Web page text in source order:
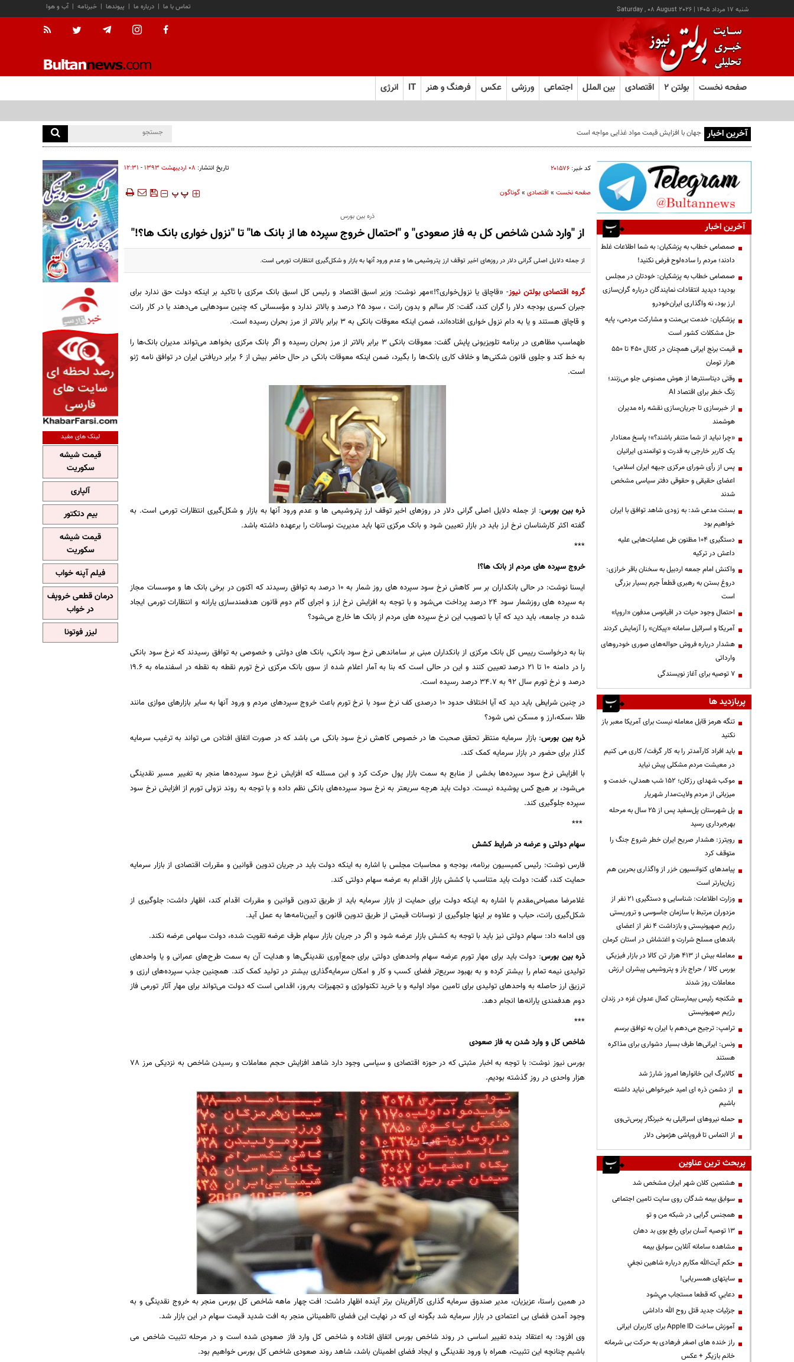
شنبه ۱۷ مرداد ۱۴۰۵ |
Saturday , 08 August 2026 آب و هوا | خبرنامه | پیوندها | درباره ما | تماس با ما
صفحه نخست بولتن ۲ اقتصادی بین الملل اجتماعی ورزشی عکس فرهنگ و هنر IT انرژی
آخرین اخبار کالابرگ این خانوارها امروز شارژ شد
کد خبر: ۲۰۱۵۷۶ تاریخ انتشار: ۰۸ ارديبهشت ۱۳۹۳ - ۱۲:۳۱
صفحه نخست» اقتصادی»گوناگون ‍‍‍ پ پ
ذره بین بورس
از "وارد شدن شاخص کل به فاز صعودی" و "احتمال خروج سپرده ها از بانک ها" تا "نزول خواری بانک ها؟!"
از جمله دلایل اصلی گرانی دلار در روزهای اخیر توقف ارز پتروشیمی ها و عدم ورود آنها به بازار و شکل‌گیری انتظارات تورمی است.
گروه اقتصادی بولتن نیوز- «قاچاق یا نزول‌خواری؟!»مهر نوشت: وزیر اسبق اقتصاد و رئیس کل اسبق بانک مرکزی با تاکید بر اینکه دولت حق ندارد برای
جبران کسری بودجه دلار را گران کند، گفت: کار سالم و بدون رانت ، سود 25 درصد و بالاتر ندارد و مؤسساتی که چنین سودهایی می‌دهند یا در کار رانت
و قاچاق هستند و یا به دام نزول خواری افتاده‌اند، ضمن اینکه معوقات بانکی به 3 برابر بالاتر از مرز بحران رسیده است.
طهماسب مظاهری در برنامه تلویزیونی پایش گفت: معوقات بانکی 3 برابر بالاتر از مرز بحران رسیده و اگر بانک مرکزی بخواهد می‌تواند مدیران بانک‌ها را
به خط کند و جلوی قانون شکنی‌ها و خلاف کاری بانک‌ها را بگیرد، ضمن اینکه معوقات بانکی در حال حاضر بیش از 6 برابر دریافتی ایران در توافق نامه ژنو
است.
ذره بین بورس: از جمله دلایل اصلی گرانی دلار در روزهای اخیر توقف ارز پتروشیمی ها و عدم ورود آنها به بازار و شکل‌گیری انتظارات تورمی است. به
گفته اکثر کارشناسان نرخ ارز باید در بازار تعیین شود و بانک مرکزی تنها باید مدیریت نوسانات را برعهده داشته باشد.
***
خروج سپرده های مردم از بانک ها؟!
ایسنا نوشت: در حالی بانکداران بر سر کاهش نرخ سود سپرده های روز شمار به 10 درصد به توافق رسیدند که اکنون در برخی بانک ها و موسسات مجاز
به سپرده های روزشمار سود 24 درصد پرداخت می‌شود و با توجه به افزایش نرخ ارز و اجرای گام دوم قانون هدفمندسازی یارانه و انتظارات تورمی ایجاد
شده در جامعه، باید دید که آیا با تصویب این نرخ سپرده های مردم از بانک ها خارج می‌شود؟
بنا به درخواست رییس کل بانک مرکزی از بانکداران مبنی بر ساماندهی نرخ سود بانکی، بانک های دولتی و خصوصی به توافق رسیدند که نرخ سود بانکی
را در دامنه 10 تا 21 درصد تعیین کنند و این در حالی است که بنا به آمار اعلام شده از سوی بانک مرکزی نرخ تورم نقطه به نقطه در اسفندماه به 19.6
درصد و نرخ تورم سال 92 به 34.7 درصد رسیده است.
در چنین شرایطی باید دید که آیا اختلاف حدود 10 درصدی کف نرخ سود با نرخ تورم باعث خروج سپردهای مردم و ورود آنها به سایر بازارهای موازی مانند
طلا ،سکه،ارز و مسکن نمی شود؟
ذره بین بورس: بازار سرمایه منتظر تحقق صحبت ها در خصوص کاهش نرخ سود بانکی می باشد که در صورت اتفاق افتادن می تواند به ترغیب سرمایه
گذار برای حضور در بازار سرمایه کمک کند.
با افزایش نرخ سود سپرده‌ها بخشی از منابع به سمت بازار پول حرکت کرد و این مسئله که افزایش نرخ سود سپرده‌ها منجر به تغییر مسیر نقدینگی
می‌شود، بر هیچ کس پوشیده نیست. دولت باید هرچه سریعتر به نرخ سود سپرده‌های بانکی نظم داده و با توجه به روند نزولی تورم از افزایش نرخ سود
سپرده جلوگیری کند.
***
سهام دولتی و عرضه در شرایط کشش
فارس نوشت: رئیس کمیسیون برنامه، بودجه و محاسبات مجلس با اشاره به اینکه دولت باید در جریان تدوین قوانین و مقررات اقتصادی از بازار سرمایه
حمایت کند، گفت: دولت باید متناسب با کشش بازار اقدام به عرضه سهام دولتی کند.
غلامرضا مصباحی‌مقدم با اشاره به اینکه دولت برای حمایت از بازار سرمایه باید از طریق تدوین قوانین و مقررات اقدام کند، اظهار داشت: جلوگیری از
شکل‌گیری رانت، حباب و علاوه بر اینها جلوگیری از نوسانات قیمتی از طریق تدوین قانون و آیین‌نامه‌ها به عمل آید.
وی ادامه داد: سهام دولتی نیز باید با توجه به کشش بازار عرضه شود و اگر در جریان بازار سهام طرف عرضه تقویت شده، دولت سهامی عرضه نکند.
ذره بین بورس: دولت باید برای مهار تورم عرضه سهام واحدهای دولتی برای جمع‌آوری نقدینگی‌ها و هدایت آن به سمت طرح‌های عمرانی و یا واحدهای
تولیدی نیمه تمام را بیشتر کرده و به بهبود سریع‌تر فضای کسب و کار و امکان سرمایه‌گذاری بیشتر در تولید کمک کند. همچنین جذب سپرده‌های ارزی و
ترزیق ارز حاصله به واحدهای تولیدی برای تامین مواد اولیه و یا خرید تکنولوژی و تجهیزات به‌روز، اقدامی است که دولت می‌تواند برای مهار آثار تورمی فاز
دوم هدفمندی یارانه‌ها انجام دهد.
***
شاخص کل و وارد شدن به فاز صعودی
بورس نیوز نوشت: با توجه به اخبار مثبتی که در حوزه اقتصادی و سیاسی وجود دارد شاهد افزایش حجم معاملات و رسیدن شاخص به نزدیکی مرز 78
هزار واحدی در روز گذشته بودیم.
در همین راستا، عزیزیان، مدیر صندوق سرمایه گذاری کارآفرینان برتر آینده اظهار داشت: افت چهار ماهه شاخص کل بورس منجر به خروج نقدینگی و به
وجود آمدن فضای بی اعتمادی در بازار سرمایه شد بگونه ای که در نهایت این فضای نااطمینانی منجر به افت شدید قیمت سهام در این بازار شد.
وی افزود: به اعتقاد بنده تغییر اساسی در روند شاخص بورس اتفاق افتاده و شاخص کل وارد فاز صعودی شده است و در مرحله تثبیت شاخص می
باشیم چنانچه این تثبیت، همراه با ورود نقدینگی و ایجاد فضای اطمینان باشد، شاهد روند صعودی شاخص کل بورس خواهیم بود.
آخرین اخبار
صمصامی خطاب به پزشکیان: به شما اطلاعات غلط
دادند؛ مردم را ساده‌لوح فرض نکنید!
صمصامی خطاب به پزشکیان: خودتان در مجلس
بودید؛ دیدید انتقادات نمایندگان درباره گران‌سازی
ارز بود، نه واگذاری ایران‌خودرو
پزشکیان: خدمت بی‌منت و مشارکت مردمی، پایه
حل مشکلات کشور است
قیمت‌ برنج ایرانی همچنان در کانال ۴۵۰ تا ۵۵۰
هزار تومان
وقتی دیتاسنترها از هوش مصنوعی جلو می‌زنند؛
زنگ خطر برای اقتصاد AI
از خبرسازی تا جریان‌سازی نقشه راه مدیران
هوشمند
«چرا نباید از شما متنفر باشند؟»؛ پاسخ معنادار
یک کاربر خارجی به قدرت و توانمندی ایرانیان
پس از رأی شورای مرکزی جبهه ایران اسلامی؛
اعضای حقیقی و حقوقی دفتر سیاسی مشخص
شدند
بسنت مدعی شد: به زودی شاهد توافق با ایران
خواهیم بود
دستگیری ۱۰۴ مظنون طی عملیات‌هایی علیه
داعش در ترکیه
واکنش امام جمعه اردبیل به سخنان باقر خرازی:
دروغ بستن به رهبری قطعاً جرم بسیار بزرگی
است
احتمال وجود حیات در اقیانوس مدفون «اروپا»
آمریکا و اسرائیل سامانه «پیکان» را آزمایش کردند
هشدار درباره فروش حواله‌های صوری خودروهای
وارداتی
۷ توصیه برای آغاز نویسندگی
پربازدید ها
تنگه هرمز قابل معامله نیست برای آمریکا معبر باز
نکنید
باید افراد کارآمدتر را به کار گرفت/ کاری می کنیم
در معیشت مردم مشکلی پیش نیاید
موکب شهدای رزکان؛ ۱۵۲ شب همدلی، خدمت و
میزبانی از مردم ولایت‌مدار شهریار
پل شهرستان پل‌سفید پس از ۲۵ سال به مرحله
بهره‌برداری رسید
رویترز: هشدار صریح ایران خطر شروع جنگ را
متوقف کرد
پیامدهای کنوانسیون خزر از واگذاری بحرین هم
زیان‌بارتر است
وزارت اطلاعات: شناسایی و دستگیری ۲۱ نفر از
مزدوران مرتبط با سازمان جاسوسی و تروریستی
رژیم صهیونیستی و بازداشت ۴ نفر از اعضای
باندهای مسلح شرارت و اغتشاش در استان کرمان
معامله بیش از ۴۱۳ هزار تن کالا در بازار فیزیکی
بورس کالا / حراج باز و پتروشیمی پیشران ارزش
معاملات روز شدند
شکنجه رئیس بیمارستان کمال عدوان غزه در زندان
رژیم صهیونیستی
ترامپ: ترجیح می‌دهم با ایران به توافق برسم
ونس: ایرانی‌ها طرف بسیار دشواری برای مذاکره
هستند
کالابرگ این خانوارها امروز شارژ شد
از دشمن ذره ای امید خیرخواهی نباید داشته
باشیم
حمله نیروهای اسرائیلی به خبرنگار پرس‌تی‌وی
از التماس تا فروپاشی هژمونی دلار
پربحث ترین عناوین
هشتمین کلان شهر ایران مشخص شد
سوابق بیمه شدگان روی سایت تامین اجتماعی
همجنس گرایی در شبکه من و تو
13 توصیه آسان برای رفع بوی بد دهان
مشاهده سامانه آنلاين سوابق بیمه
حكم آيت‌الله مكارم درباره شاهين نجفي
سایتهای همسریابی!
دعايي كه قطعا مستجاب مي‌شود
جزئیات جدید قتل روح الله داداشی
آموزش ساخت Apple ID برای کاربران ایرانی
راز خنده های اصغر فرهادی به حرکت بی شرمانه
خانم بازیگر + عکس
لینک های مفید
قیمت شیشه
سکوریت
آلپاری
بیم دتکتور
قیمت شیشه
سکوریت
فیلم آپنه خواب
درمان قطعی خروپف
در خواب
لیزر فوتونا